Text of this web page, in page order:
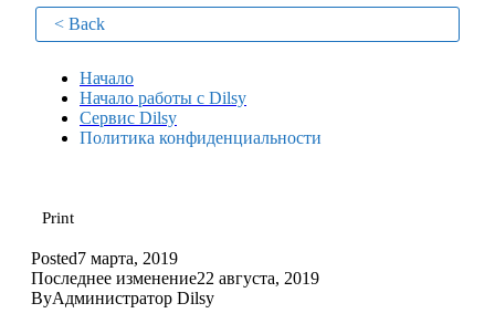
< Back
Начало
Начало работы с Dilsy
Сервис Dilsy
Политика конфиденциальности
Print
Posted7 марта, 2019
Последнее изменение22 августа, 2019
ByАдминистратор Dilsy